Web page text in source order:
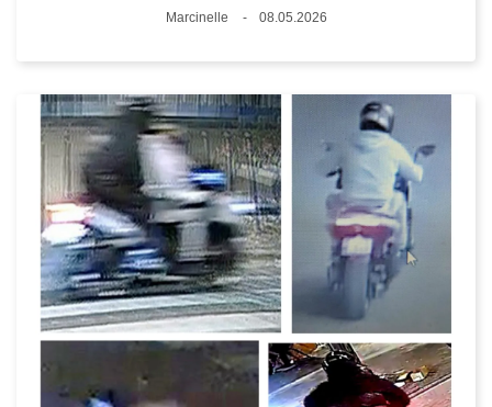
Standort
Marcinelle
08.05.2026